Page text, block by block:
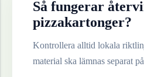
Så fungerar
pizzakartonger?
Kontrollera alltid lokala
material ska lämnas separat